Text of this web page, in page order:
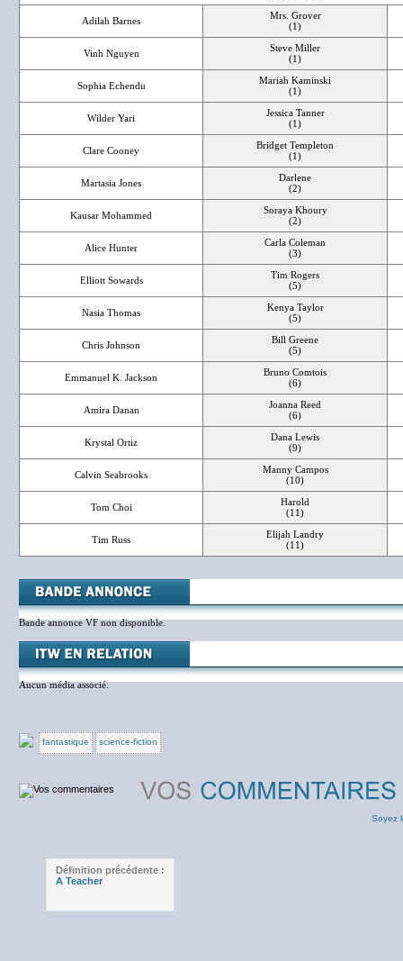
Adilah Barnes
Mrs. Grover
(1)
Vinh Nguyen
Steve Miller
(1)
Sophia Echendu
Mariah Kaminski
(1)
Wilder Yari
Jessica Tanner
(1)
Clare Cooney
Bridget Templeton
(1)
Martasia Jones
Darlene
(2)
Kausar Mohammed
Soraya Khoury
(2)
Alice Hunter
Carla Coleman
(3)
Elliott Sowards
Tim Rogers
(5)
Nasia Thomas
Kenya Taylor
(5)
Chris Johnson
Bill Greene
(5)
Emmanuel K. Jackson
Bruno Comtois
(6)
Amira Danan
Joanna Reed
(6)
Krystal Ortiz
Dana Lewis
(9)
Calvin Seabrooks
Manny Campos
(10)
Tom Choi
Harold
(11)
Tim Russ
Elijah Landry
(11)
Bande annonce VF non disponible.
Aucun média associé.
fantastique science-fiction
Soyez
Définition précédente :
A Teacher